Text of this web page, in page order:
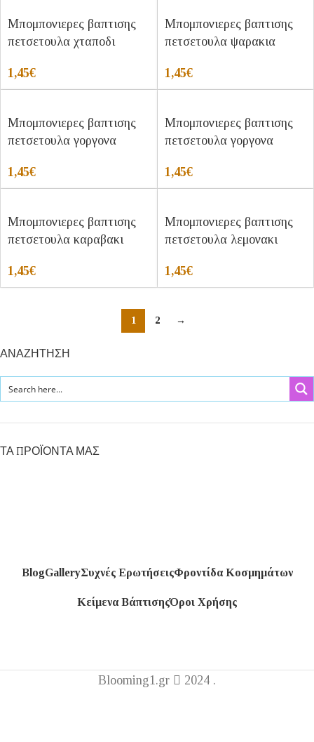
Μπομπονιερες βαπτισης
πετσετουλα χταποδι
1,45€
Μπομπονιερες βαπτισης
πετσετουλα ψαρακια
1,45€
Μπομπονιερες βαπτισης
πετσετουλα γοργονα
1,45€
Μπομπονιερες βαπτισης
πετσετουλα γοργονα
1,45€
Μπομπονιερες βαπτισης
πετσετουλα καραβακι
1,45€
Μπομπονιερες βαπτισης
πετσετουλα λεμονακι
1,45€
1 2 →
ΑΝΑΖΗΤΗΣΗ
ΤΑ ΠΡΟΪΟΝΤΑ ΜΑΣ
BlogGalleryΣυχνές ΕρωτήσειςΦροντίδα Κοσμημάτων
Κείμενα ΒάπτισηςΌροι Χρήσης
Blooming1.gr
2024 .